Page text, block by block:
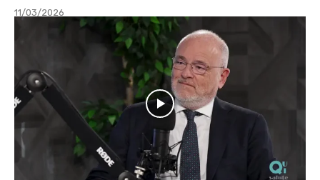
11/03/2026